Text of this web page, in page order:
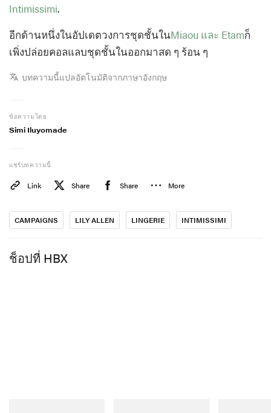
Intimissimi.
อีกด้านหนึ่งในอัปเดตวงการชุดชั้นในMiaou และ Etamก็
เพิ่งปล่อยคอลแลบชุดชั้นในออกมาสด ๆ ร้อน ๆ
บทความนี้แปลอัตโนมัติจากภาษาอังกฤษ
ข้อความโดย
Simi Iluyomade
แชร์บทความนี้
Link Share Share More
CAMPAIGNS LILY ALLEN LINGERIE INTIMISSIMI
ช็อปที่ HBX